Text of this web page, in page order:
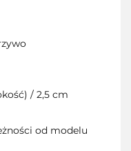
/ 2,5 cm
od modelu